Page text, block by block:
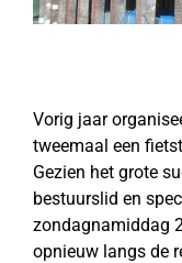
Vorig jaar
tweemaal een
Gezien het grote
bestuurslid en
zondagnamiddag
opnieuw langs de